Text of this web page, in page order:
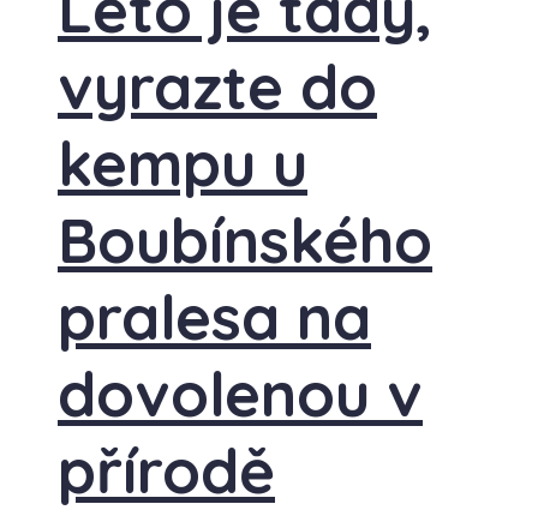
vyrazte do
kempu u
Boubínského
pralesa na
dovolenou v
přírodě